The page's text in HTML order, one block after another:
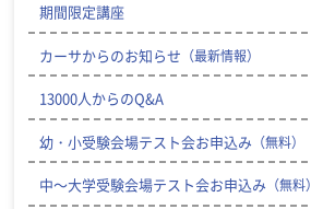
期間限定講座
カーサからのお知らせ （最新情報）
13000人からのQ&A
幼・小受験会場テスト会お申込み （無料）
中～大学受験会場テスト会お申込み （無料）